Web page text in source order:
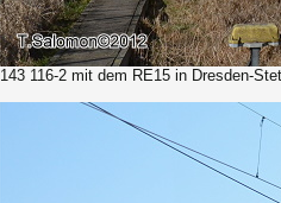
143 116-2 mit dem RE15 in Dresden-